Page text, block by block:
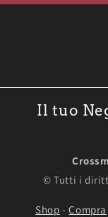
Il tuo
© Tutti i
Shop -Compra